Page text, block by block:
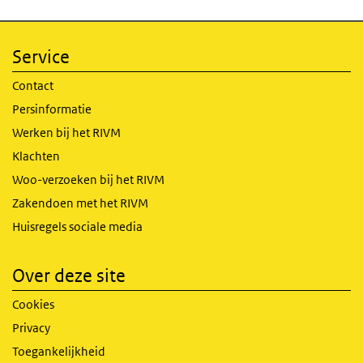
Service
Contact
Persinformatie
Werken bij het RIVM
Klachten
Woo-verzoeken bij het RIVM
Zakendoen met het RIVM
Huisregels sociale media
Over deze site
Cookies
Privacy
Toegankelijkheid